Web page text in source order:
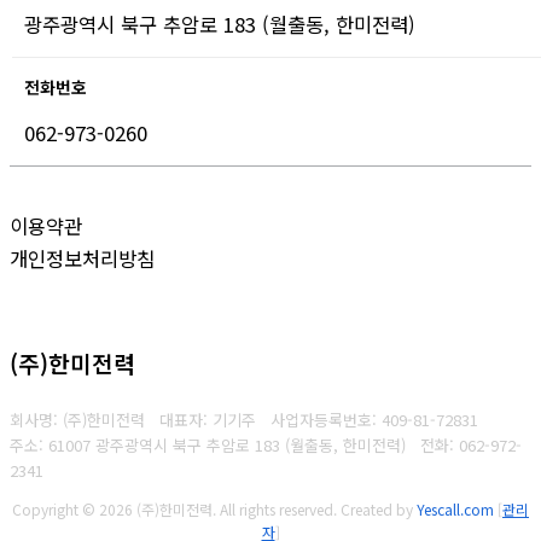
광주광역시 북구 추암로 183 (월출동, 한미전력)
전화번호
062-973-0260
이용약관
개인정보처리방침
(주)한미전력
회사명: (주)한미전력 대표자: 기기주 사업자등록번호: 409-81-72831
주소: 61007 광주광역시 북구 추암로 183 (월출동, 한미전력) 전화: 062-972-
2341
Copyright © 2026 (주)한미전력. All rights reserved. Created byYescall.com [관리
자]